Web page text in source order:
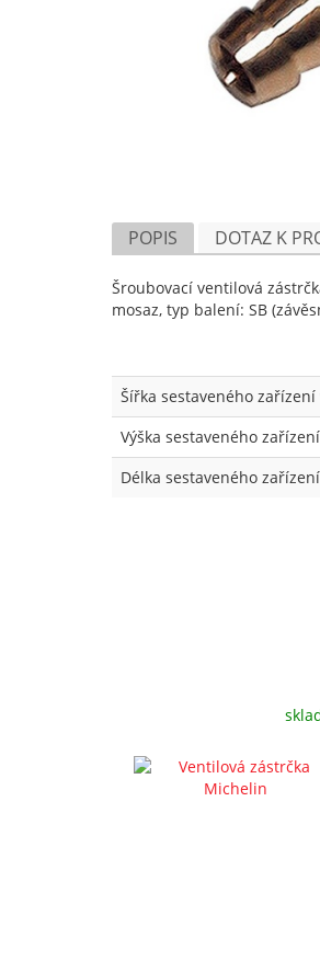
POPIS DOTAZ K
Šroubovací ventilová
mosaz, typ balení: SB
Šířka sestaveného zařízení
Výška sestaveného
Délka sestaveného